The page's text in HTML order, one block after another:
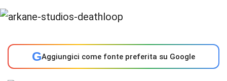
GAggiungici come fonte preferita su Google